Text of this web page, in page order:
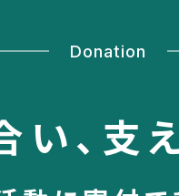
Donation
、 支